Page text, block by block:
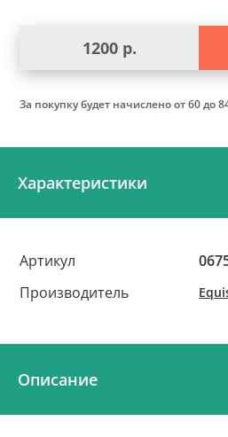
1200 р.
За покупку будет начисленоот 60 до
Характеристики
Артикул
Производитель
Описание